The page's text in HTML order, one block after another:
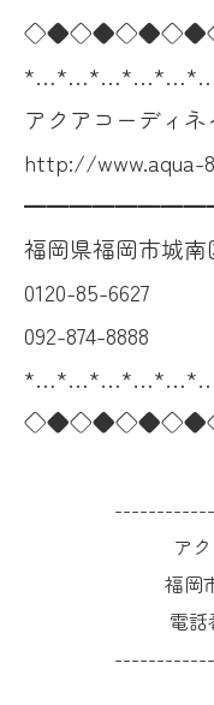
アクアコーディ
http://www.aqua-
福岡県福岡市城南
0120-85-6627
092-874-8888
ア
福岡
電話